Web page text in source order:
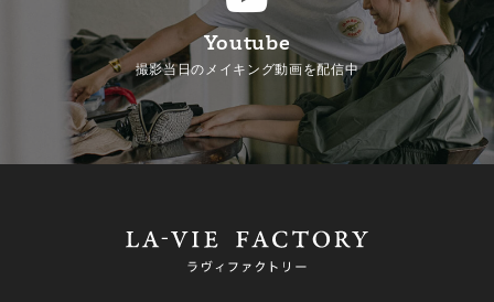
Youtube
撮影当日のメイキング動画を配信中